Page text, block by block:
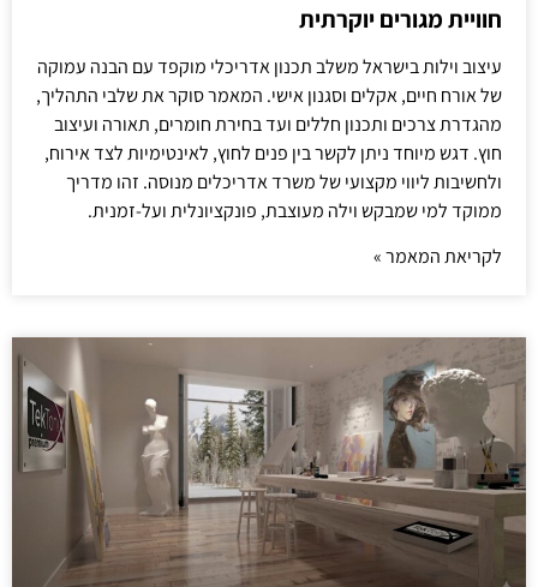
חוויית מגורים יוקרתית
עיצוב וילות בישראל משלב תכנון אדריכלי מוקפד עם הבנה עמוקה
של אורח חיים, אקלים וסגנון אישי. המאמר סוקר את שלבי התהליך,
מהגדרת צרכים ותכנון חללים ועד בחירת חומרים, תאורה ועיצוב
חוץ. דגש מיוחד ניתן לקשר בין פנים לחוץ, לאינטימיות לצד אירוח,
ולחשיבות ליווי מקצועי של משרד אדריכלים מנוסה. זהו מדריך
ממוקד למי שמבקש וילה מעוצבת, פונקציונלית ועל-זמנית.
לקריאת המאמר »